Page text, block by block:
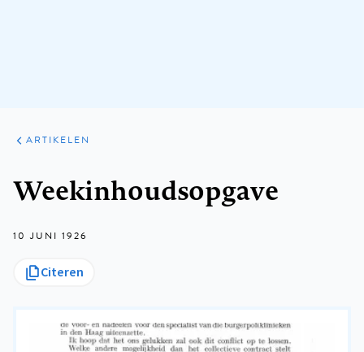
ARTIKELEN
Weekinhoudsopgave
10 JUNI 1926
Citeren